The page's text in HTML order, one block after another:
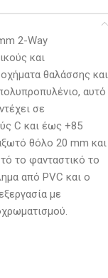
2-Way
και
θαλάσσης και
αυτό
σε
C και έως +85
θόλο 20 mm και
το φανταστικό το
από PVC και ο
με